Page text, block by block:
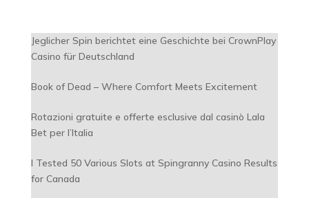
Jeglicher Spin berichtet eine Geschichte bei CrownPlay
Casino für Deutschland
Book of Dead – Where Comfort Meets Excitement
Rotazioni gratuite e offerte esclusive dal casinò Lala
Bet per l’Italia
I Tested 50 Various Slots at Spingranny Casino Results
for Canada